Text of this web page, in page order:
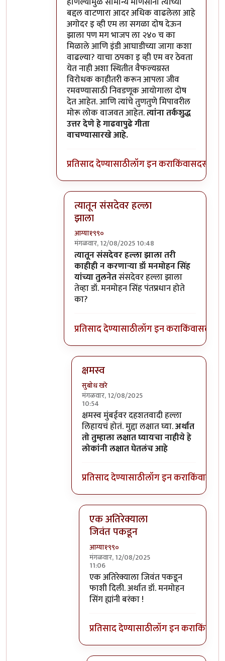
बद्दल वाटणारा आदर अधिक वाढलेला आहे
अगोदर इ व्ही एम ला सगळा दोष देऊन
झाला पण मग भाजप ला २४० च का
मिळाले आणि इंडी आघाडीच्या जागा कशा
वाढल्या? याचा ठपका इ व्ही एम वर ठेवता
येत नाही अशा स्थितीत वैफल्यग्रस्त
विरोधक काहीतरी करून आपला जीव
रमवण्यासाठी निवडणूक आयोगाला दोष
देत आहेत. आणि त्यांचे तुणतुणे मिपावरील
मोरू लोक वाजवत आहेत.त्यांना तर्कशुद्ध
उत्तर देणे हे गाढवापुढे गीता
वाचण्यासारखे आहे.
प्रतिसाद देण्यासाठीलॉग इन कराकिंवासदस्य व्हा
त्यातून संसदेवर हल्ला
झाला
आग्या१९९०
मंगळवार, 12/08/2025 10:48
In reply toतीच तीच गंजकी टेप वाजविणे बंद
त्यातून संसदेवर हल्ला झाला तरी
काहीही न करणाऱ्या डॉ मनमोहन सिंह
यांच्या तुलनेतसंसदेवर हल्ला झाला
तेव्हा डॉ. मनमोहन सिंह पंतप्रधान होते
का?
प्रतिसाद देण्यासाठीलॉग इन कराकिंवासदस्य
क्षमस्व
सुबोध खरे
मंगळवार, 12/08/2025
10:54
In reply toत्यातून संसदेवर हल्ला झाला
क्षमस्व मुंबईवर दहशतवादी हल्ला
लिहायचं होतं. मुद्दा लक्षात घ्या.अर्थात
तो तुम्हाला लक्षात घ्यायचा नाहीये हे
लोकांनी लक्षात घेतलंच आहे
प्रतिसाद देण्यासाठीलॉग इन कराकिंवा
एक अतिरेक्याला
जिवंत पकडून
आग्या१९९०
मंगळवार, 12/08/2025
11:06
In reply toक्षमस्वbyसुबोध खरे
एक अतिरेक्याला जिवंत पकडून
फाशी दिली. अर्थात डॉ. मनमोहन
सिंग ह्यांनी बरंका !
प्रतिसाद देण्यासाठीलॉग इन कराकिंवा